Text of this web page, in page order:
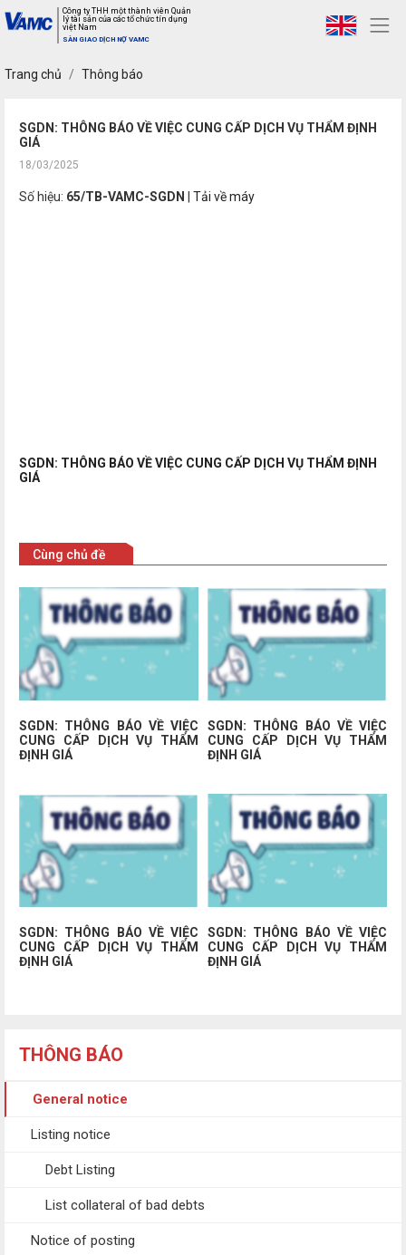
Công ty THH một thành viên Quản
lý tài sản của các tổ chức tín dụng
việt Nam
SÀN GIAO DỊCH NỢ VAMC
Trang chủ Thông báo
THÔNG BÁO
General notice
Listing notice
Debt Listing
List collateral of bad debts
Notice of posting
SGDN: THÔNG BÁO VỀ VIỆC CUNG CẤP DỊCH VỤ THẨM ĐỊNH
GIÁ
18/03/2025
Số hiệu: 65/TB-VAMC-SGDN Tải về máy
SGDN: THÔNG BÁO VỀ VIỆC CUNG CẤP DỊCH VỤ THẨM ĐỊNH
GIÁ
Cùng chủ đề
SGDN: THÔNG BÁO VỀ VIỆC
CUNG CẤP DỊCH VỤ THẨM
ĐỊNH GIÁ
SGDN: THÔNG BÁO VỀ VIỆC
CUNG CẤP DỊCH VỤ THẨM
ĐỊNH GIÁ
SGDN: THÔNG BÁO VỀ VIỆC
CUNG CẤP DỊCH VỤ THẨM
ĐỊNH GIÁ
SGDN: THÔNG BÁO VỀ VIỆC
CUNG CẤP DỊCH VỤ THẨM
ĐỊNH GIÁ